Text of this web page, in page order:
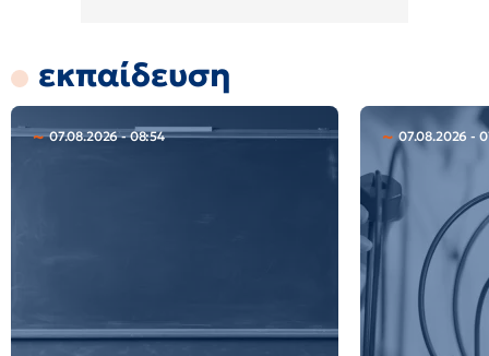
εκπαίδευση
07.08.2026 - 08:54 07.08.2026 -